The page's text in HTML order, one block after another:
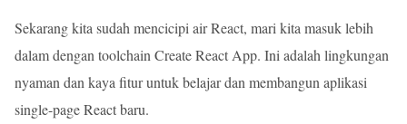
Sekarang kita sudah mencicipi air React, mari kita masuk lebih
dalam dengan toolchain Create React App. Ini adalah lingkungan
nyaman dan kaya fitur untuk belajar dan membangun aplikasi
single-page React baru.